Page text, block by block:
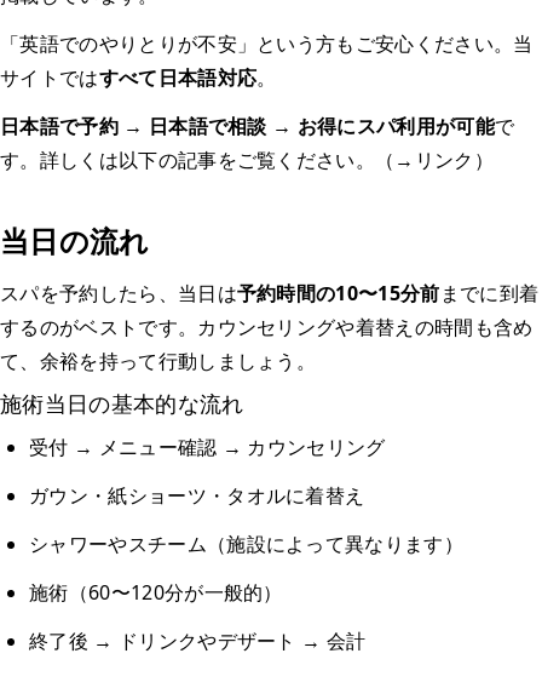
「英語でのやりとりが不安」という方もご安心ください。当
サイトではすべて日本語対応。
日本語で予約 → 日本語で相談 → お得にスパ利用が可能で
す。詳しくは以下の記事をご覧ください。（→リンク）
当日の流れ
スパを予約したら、当日は予約時間の10〜15分前までに到着
するのがベストです。カウンセリングや着替えの時間も含め
て、余裕を持って行動しましょう。
施術当日の基本的な流れ
受付 → メニュー確認 → カウンセリング
ガウン・紙ショーツ・タオルに着替え
シャワーやスチーム（施設によって異なります）
施術（60〜120分が一般的）
終了後 → ドリンクやデザート → 会計